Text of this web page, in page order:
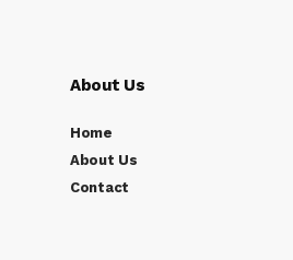
About Us
Home
About Us
Contact